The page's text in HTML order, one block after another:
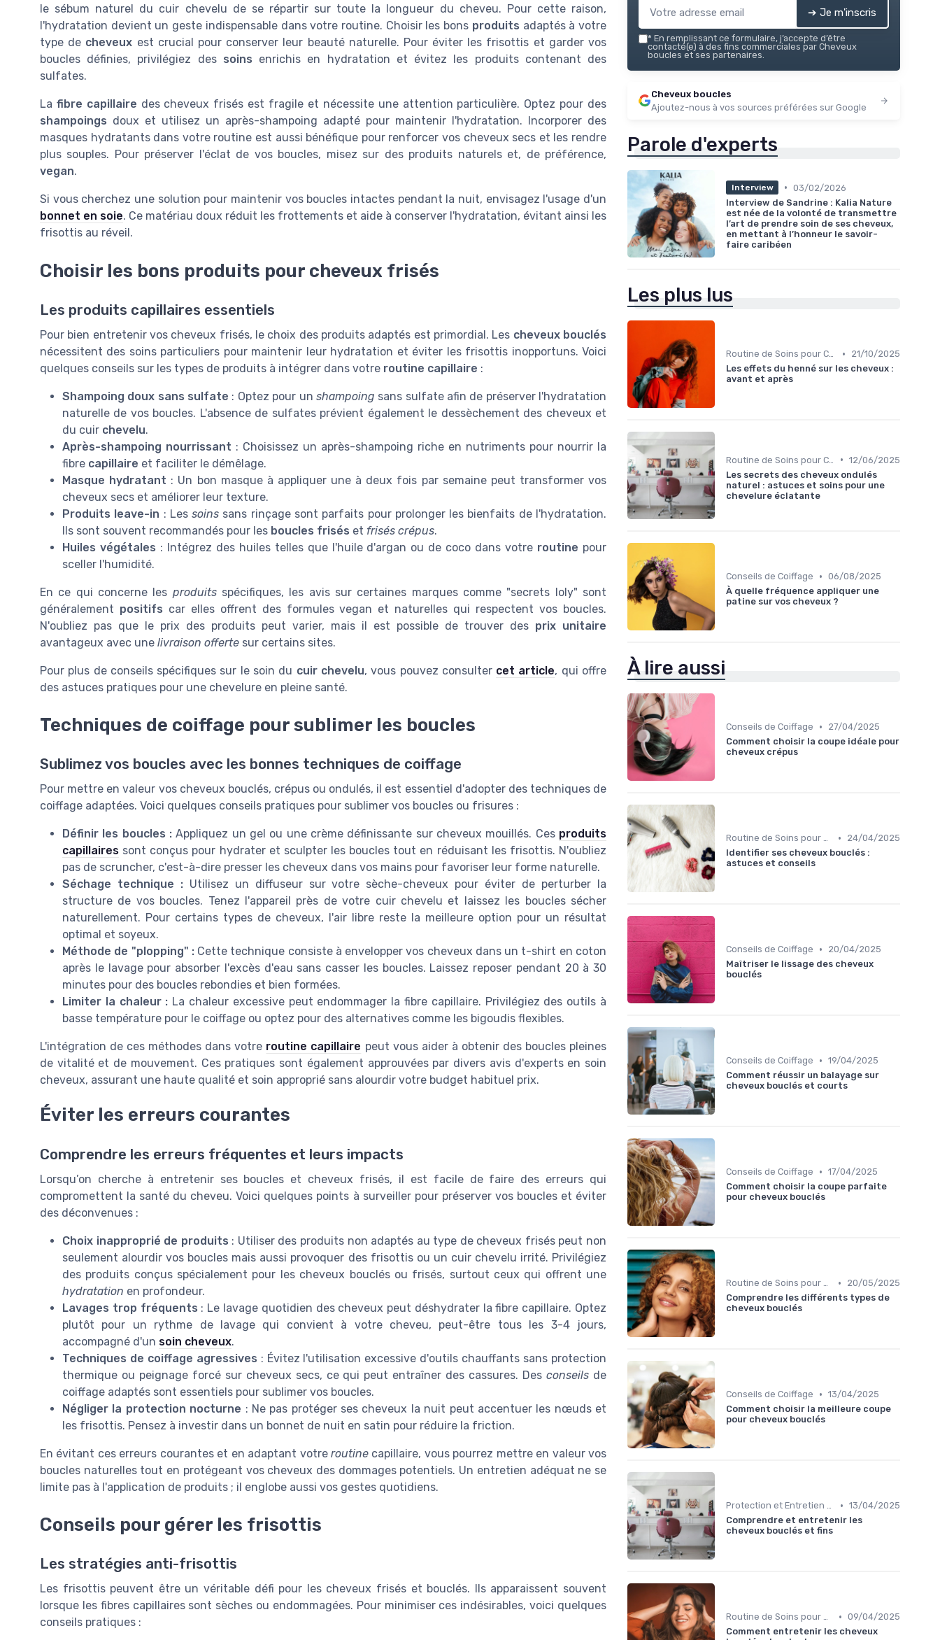
le sébum naturel du cuir chevelu de se répartir sur toute la longueur du cheveu. Pour cette raison,
l'hydratation devient un geste indispensable dans votre routine. Choisir les bons produits adaptés à votre
type de cheveux est crucial pour conserver leur beauté naturelle. Pour éviter les frisottis et garder vos
boucles définies, privilégiez des soins enrichis en hydratation et évitez les produits contenant des
sulfates.
La fibre capillaire des cheveux frisés est fragile et nécessite une attention particulière. Optez pour des
shampoings doux et utilisez un après-shampoing adapté pour maintenir l'hydratation. Incorporer des
masques hydratants dans votre routine est aussi bénéfique pour renforcer vos cheveux secs et les rendre
plus souples. Pour préserver l'éclat de vos boucles, misez sur des produits naturels et, de préférence,
vegan.
Si vous cherchez une solution pour maintenir vos boucles intactes pendant la nuit, envisagez l'usage d'un
bonnet en soie. Ce matériau doux réduit les frottements et aide à conserver l'hydratation, évitant ainsi les
frisottis au réveil.
Choisir les bons produits pour cheveux frisés
Les produits capillaires essentiels
Pour bien entretenir vos cheveux frisés, le choix des produits adaptés est primordial. Les cheveux bouclés
nécessitent des soins particuliers pour maintenir leur hydratation et éviter les frisottis inopportuns. Voici
quelques conseils sur les types de produits à intégrer dans votre routine capillaire :
Shampoing doux sans sulfate : Optez pour un shampoing sans sulfate afin de préserver l'hydratation
naturelle de vos boucles. L'absence de sulfates prévient également le dessèchement des cheveux et
du cuir chevelu.
Après-shampoing nourrissant : Choisissez un après-shampoing riche en nutriments pour nourrir la
fibre capillaire et faciliter le démêlage.
Masque hydratant : Un bon masque à appliquer une à deux fois par semaine peut transformer vos
cheveux secs et améliorer leur texture.
Produits leave-in : Lessoins sans rinçage sont parfaits pour prolonger les bienfaits de l'hydratation.
Ils sont souvent recommandés pour les boucles frisés et frisés crépus.
Huiles végétales : Intégrez des huiles telles que l'huile d'argan ou de coco dans votre routine pour
sceller l'humidité.
En ce qui concerne les produitsspécifiques, les avis sur certaines marques comme "secrets loly" sont
généralement positifs car elles offrent des formules vegan et naturelles qui respectent vos boucles.
N'oubliez pas que le prix des produits peut varier, mais il est possible de trouver des prix unitaire
avantageux avec une livraison offerte sur certains sites.
Pour plus de conseils spécifiques sur le soin du cuir chevelu, vous pouvez consulter cet article, qui offre
des astuces pratiques pour une chevelure en pleine santé.
Techniques de coiffage pour sublimer les boucles
Sublimez vos boucles avec les bonnes techniques de coiffage
Pour mettre en valeur vos cheveux bouclés, crépus ou ondulés, il est essentiel d'adopter des techniques de
coiffage adaptées. Voici quelques conseils pratiques pour sublimer vos boucles ou frisures :
Définir les boucles : Appliquez un gel ou une crème définissante sur cheveux mouillés. Ces produits
capillaires sont conçus pour hydrater et sculpter les boucles tout en réduisant les frisottis. N'oubliez
pas de scruncher, c'est-à-dire presser les cheveux dans vos mains pour favoriser leur forme naturelle.
Séchage technique :Utilisez un diffuseur sur votre sèche-cheveux pour éviter de perturber la
structure de vos boucles. Tenez l'appareil près de votre cuir chevelu et laissez les boucles sécher
naturellement. Pour certains types de cheveux, l'air libre reste la meilleure option pour un résultat
optimal et soyeux.
Méthode de "plopping" :Cette technique consiste à envelopper vos cheveux dans un t-shirt en coton
après le lavage pour absorber l'excès d'eau sans casser les boucles. Laissez reposer pendant 20 à 30
minutes pour des boucles rebondies et bien formées.
Limiter la chaleur : La chaleur excessive peut endommager la fibre capillaire. Privilégiez des outils à
basse température pour le coiffage ou optez pour des alternatives comme les bigoudis flexibles.
L'intégration de ces méthodes dans votre routine capillaire peut vous aider à obtenir des boucles pleines
de vitalité et de mouvement. Ces pratiques sont également approuvées par divers avis d'experts en soin
cheveux, assurant une haute qualité et soin approprié sans alourdir votre budget habituel prix.
Éviter les erreurs courantes
Comprendre les erreurs fréquentes et leurs impacts
Lorsqu’on cherche à entretenir ses boucles et cheveux frisés, il est facile de faire des erreurs qui
compromettent la santé du cheveu. Voici quelques points à surveiller pour préserver vos boucles et éviter
des déconvenues :
Choix inapproprié de produits : Utiliser des produits non adaptés au type de cheveux frisés peut non
seulement alourdir vos boucles mais aussi provoquer des frisottis ou un cuir chevelu irrité. Privilégiez
des produits conçus spécialement pour les cheveux bouclés ou frisés, surtout ceux qui offrent une
hydratation en profondeur.
Lavages trop fréquents : Le lavage quotidien des cheveux peut déshydrater la fibre capillaire. Optez
plutôt pour un rythme de lavage qui convient à votre cheveu, peut-être tous les 3-4 jours,
accompagné d'un soin cheveux.
Techniques de coiffage agressives : Évitez l'utilisation excessive d'outils chauffants sans protection
thermique ou peignage forcé sur cheveux secs, ce qui peut entraîner des cassures. Desconseils de
coiffage adaptés sont essentiels pour sublimer vos boucles.
Négliger la protection nocturne : Ne pas protéger ses cheveux la nuit peut accentuer les nœuds et
les frisottis. Pensez à investir dans un bonnet de nuit en satin pour réduire la friction.
En évitant ces erreurs courantes et en adaptant votre routinecapillaire, vous pourrez mettre en valeur vos
boucles naturelles tout en protégeant vos cheveux des dommages potentiels. Un entretien adéquat ne se
limite pas à l'application de produits ; il englobe aussi vos gestes quotidiens.
Conseils pour gérer les frisottis
Les stratégies anti-frisottis
Les frisottis peuvent être un véritable défi pour les cheveux frisés et bouclés. Ils apparaissent souvent
lorsque les fibres capillaires sont sèches ou endommagées. Pour minimiser ces indésirables, voici quelques
conseils pratiques :
➔ Je m'inscris
* En remplissant ce formulaire, j’accepte d’être
contacté(e) à des fins commerciales par Cheveux
boucles et ses partenaires.
Cheveux boucles
Ajoutez-nous à vos sources préférées sur Google
Parole d'experts
Interview • 03/02/2026
Interview de Sandrine : Kalia Nature
est née de la volonté de transmettre
l’art de prendre soin de ses cheveux,
en mettant à l’honneur le savoir-
faire caribéen
Les plus lus
Routine de Soins pour Cheveux Bouclés •
21/10/2025
Les effets du henné sur les cheveux :
avant et après
• 12/06/2025
Les secrets des cheveux ondulés
naturel : astuces et soins pour une
chevelure éclatante
Conseils de Coiffage • 06/08/2025
À quelle fréquence appliquer une
patine sur vos cheveux ?
À lire aussi
Conseils de Coiffage •
27/04/2025
Comment choisir la coupe idéale pour
cheveux crépus
Routine de Soins pour Cheveux Bouclés •
24/04/2025
Identifier ses cheveux bouclés :
astuces et conseils
Conseils de Coiffage •
20/04/2025
Maîtriser le lissage des cheveux
bouclés
Conseils de Coiffage • 19/04/2025
Comment réussir un balayage sur
cheveux bouclés et courts
Conseils de Coiffage • 17/04/2025
Comment choisir la coupe parfaite
pour cheveux bouclés
Routine de Soins pour Cheveux Bouclés •
20/05/2025
Comprendre les différents types de
cheveux bouclés
Conseils de Coiffage • 13/04/2025
Comment choisir la meilleure coupe
pour cheveux bouclés
Protection et Entretien des Boucles • 13/04/2025
Comprendre et entretenir les
cheveux bouclés et fins
Routine de Soins pour Cheveux Bouclés • 09/04/2025
Comment entretenir les cheveux